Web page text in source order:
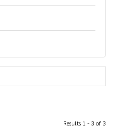
Results 1 - 3 of 3